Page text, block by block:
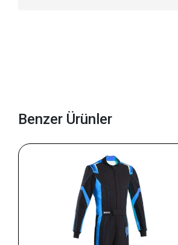
Benzer Ürünler